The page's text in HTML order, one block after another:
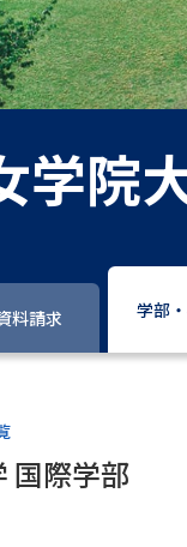
学院
料請求 学部
国際学部